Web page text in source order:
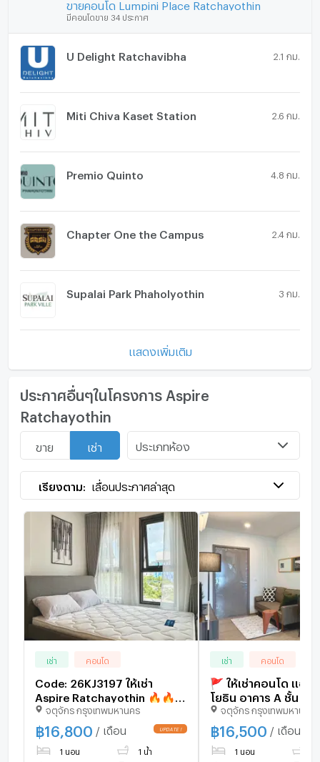
ขายคอนโด Lumpini Place Ratchayothin
มีคอนโดขาย 34 ประกาศ
U Delight Ratchavibha 2.1 กม.
Miti Chiva Kaset Station 2.6 กม.
Premio Quinto 4.8 กม.
Chapter One the Campus 2.4 กม.
Supalai Park Phaholyothin 3 กม.
แสดงเพิ่มเติม
ประกาศอื่นๆในโครงการ Aspire
Ratchayothin
ขาย เช่า ประเภทห้อง
เรียงตาม: เลื่อนประกาศล่าสุด
เช่า คอนโด
Code: 26KJ3197 ให้เช่า
Aspire Ratchayothin 🔥🔥
จองเดือนนี้รับ
ส่วนลด1,000บาท 🔥🔥
@kjcondo (มี@ข้างหน้าด้วยนะ
คะ)
จตุจักร กรุงเทพมหานคร
฿16,800 / เดือน
1 นอน 1 น้ำ
เช่า คอนโด
🚩 ให้เช่าคอนโด แอส
โยธิน อาคาร A ชั้น 5 1
นอน ขนาด 29 ตรม ใก
BTS รัชโยธิน
จตุจักร กรุงเทพมหานคร
฿16,500 / เดือน
1 นอน